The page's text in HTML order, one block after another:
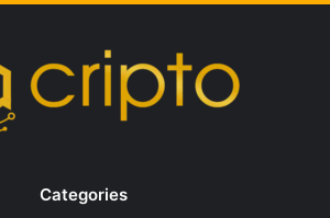
Categories